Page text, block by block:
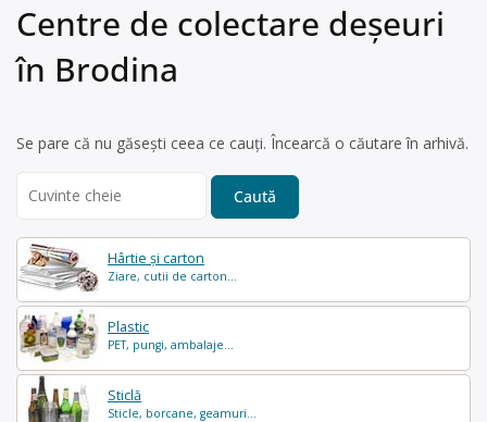
Hârtie și carton
Ziare, cutii de carton...
Plastic
PET, pungi, ambalaje...
Sticlă
Sticle, borcane, geamuri...
Centre de colectare deșeuri
în Brodina
Se pare că nu găsești ceea ce cauți. Încearcă o căutare în arhivă.
for: